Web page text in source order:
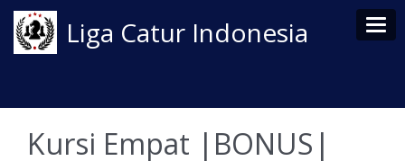
Liga Catur Indonesia
Kursi Empat |BONUS|